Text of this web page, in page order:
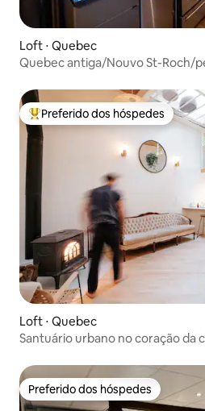
Loft ⋅ Quebec
Quebec antiga/Nouvo St-Roch/
Entre os melhores preferidos dos
Preferido dos hóspedes
Loft ⋅ Quebec
Santuário urbano no coração da
Preferido dos hóspedes
Preferido dos hóspedes